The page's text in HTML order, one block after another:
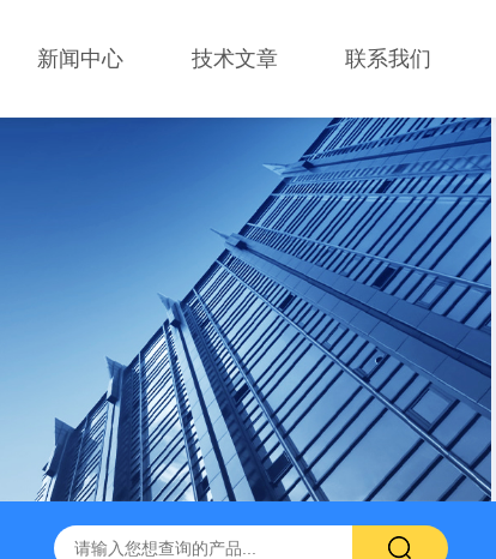
新闻中心 技术文章 联系我们
1000P 恒温恒湿光照培养箱 LRH-300DB叶拓